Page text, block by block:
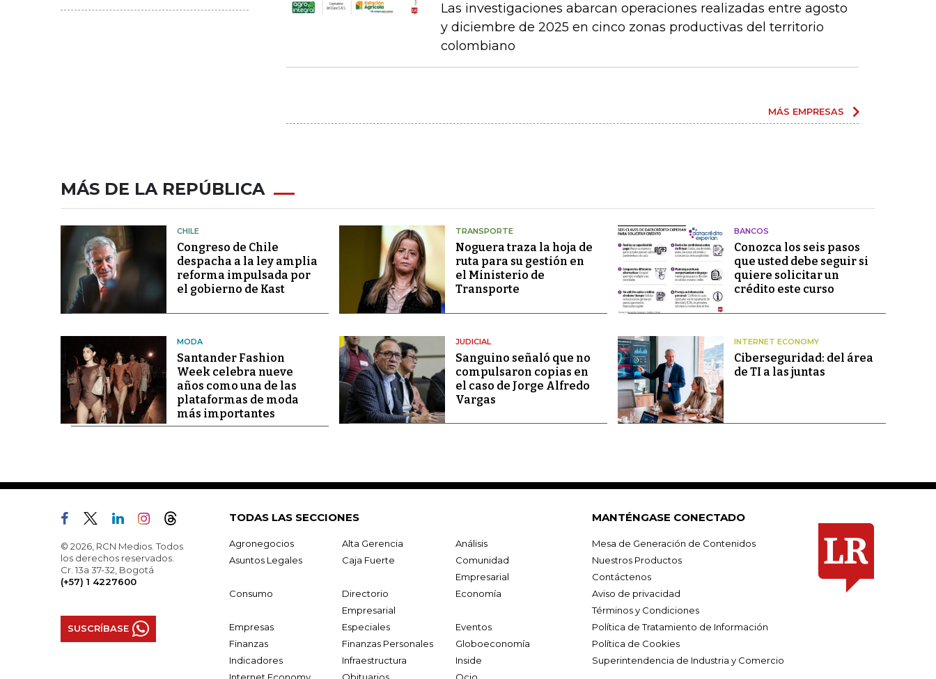
Las investigaciones abarcan operaciones realizadas entre agosto
y diciembre de 2025 en cinco zonas productivas del territorio
colombiano
MÁS EMPRESAS
MÁS DE LA REPÚBLICA
CHILE
Congreso de Chile
despacha a la ley amplia
reforma impulsada por
el gobierno de Kast
TRANSPORTE
Noguera traza la hoja de
ruta para su gestión en
el Ministerio de
Transporte
BANCOS
Conozca los seis pasos
que usted debe seguir si
quiere solicitar un
crédito este curso
MODA
Santander Fashion
Week celebra nueve
años como una de las
plataformas de moda
más importantes
JUDICIAL
Sanguino señaló que no
compulsaron copias en
el caso de Jorge Alfredo
Vargas
INTERNET ECONOMY
Ciberseguridad: del área
de TI a las juntas
© 2026, RCN Medios. Todos
los derechos reservados.
Cr. 13a 37-32, Bogotá
(+57) 1 4227600
SUSCRÍBASE
TODAS LAS SECCIONES
Agronegocios Alta Gerencia
Análisis
Asuntos Legales
Caja Fuerte
Comunidad
Empresarial
Consumo
Directorio
Empresarial
Economía
Empresas Especiales
Eventos
Finanzas
Finanzas Personales
Globoeconomía
Indicadores
Infraestructura
Inside
Internet Economy
Obituarios Ocio
MANTÉNGASE CONECTADO
Mesa de Generación de Contenidos
Nuestros Productos
Contáctenos
Aviso de privacidad
Términos y Condiciones
Política de Tratamiento de Información
Política de Cookies
Superintendencia de Industria y Comercio